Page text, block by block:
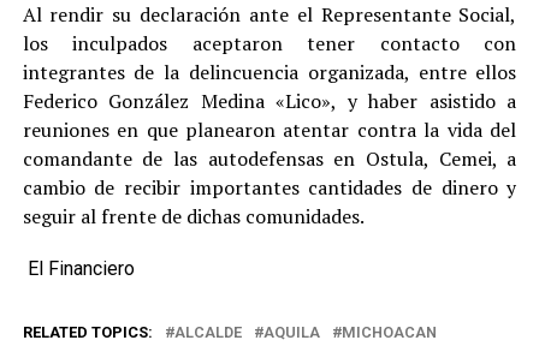
Al rendir su declaración ante el Representante Social,
los inculpados aceptaron tener contacto con
integrantes de la delincuencia organizada, entre ellos
Federico González Medina «Lico», y haber asistido a
reuniones en que planearon atentar contra la vida del
comandante de las autodefensas en Ostula, Cemei, a
cambio de recibir importantes cantidades de dinero y
seguir al frente de dichas comunidades.
El Financiero
RELATED TOPICS: ALCALDE AQUILA MICHOACAN